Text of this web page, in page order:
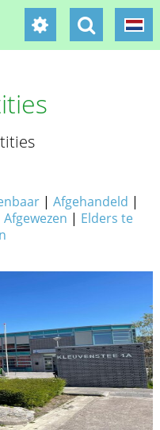
| Afgehandeld |
Afgewezen | Elders te